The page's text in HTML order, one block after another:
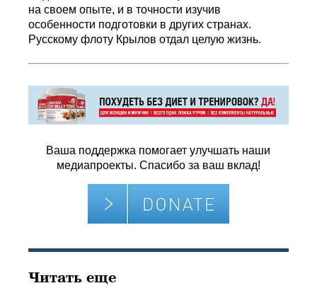
на своем опыте, и в точности изучив
особенности подготовки в других странах.
Русскому флоту Крылов отдал целую жизнь.
Ваша поддержка помогает улучшать наши
медиапроекты. Спасибо за ваш вклад!
Читать еще